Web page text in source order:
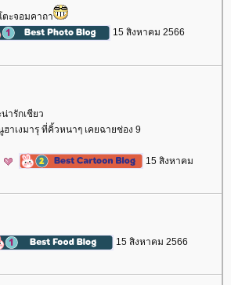
ะจอมคาถา
15 สิงหาคม 2566
ารักเชียว
ฮาเงมารุ ที่คิ้วหนาๆ เคยฉายช่อง 9
15 สิงหาคม
15 สิงหาคม 2566